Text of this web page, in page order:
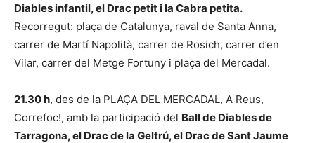
Diables infantil, el Drac petit i la Cabra petita.
Recorregut: plaça de Catalunya, raval de Santa Anna,
carrer de Martí Napolità, carrer de Rosich, carrer d’en
Vilar, carrer del Metge Fortuny i plaça del Mercadal.
21.30 h, des de la PLAÇA DEL MERCADAL, A Reus,
Correfoc!, amb la participació del Ball de Diables de
Tarragona, el Drac de la Geltrú, el Drac de Sant Jaume